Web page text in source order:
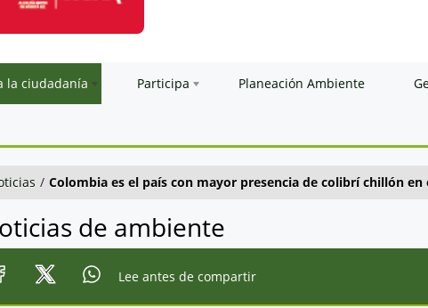
la ciudadanía Participa Planeación Ambiente
/ Colombia es el país con mayor presencia de colibrí chillón en
de ambiente
Lee antes de compartir